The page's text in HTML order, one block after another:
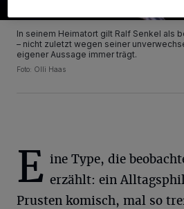
In seinem Heimatort gilt Ralf Senkel als
– nicht zuletzt wegen seiner
eigener Aussage immer trägt.
Foto: Olli Haas
E ine Type, die
erzählt: ein
Prusten komisch, mal so